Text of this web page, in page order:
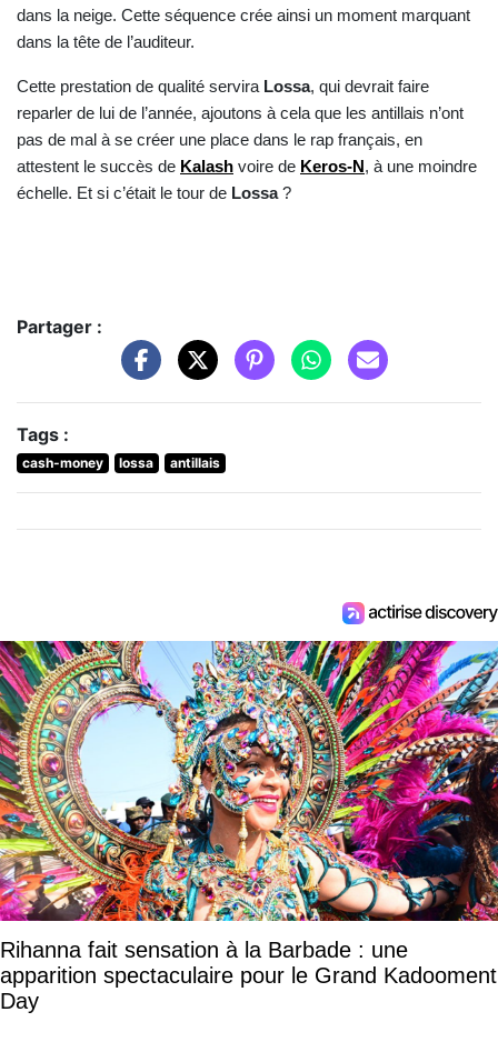
dans la neige. Cette séquence crée ainsi un moment marquant
dans la tête de l’auditeur.
Cette prestation de qualité servira Lossa, qui devrait faire
reparler de lui de l’année, ajoutons à cela que les antillais n’ont
pas de mal à se créer une place dans le rap français, en
attestent le succès de Kalash voire de Keros-N , à une moindre
échelle. Et si c’était le tour de Lossa?
Partager :
Tags :
cash-money lossa antillais
Rihanna fait sensation à la Barbade : une
apparition spectaculaire pour le Grand Kadooment
Day